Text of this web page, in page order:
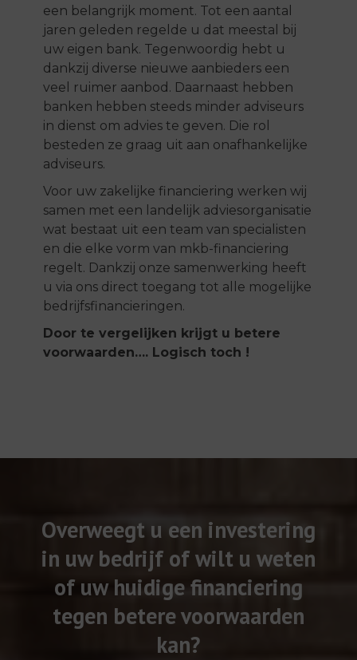
een belangrijk moment. Tot een aantal
jaren geleden regelde u dat meestal bij
uw eigen bank. Tegenwoordig hebt u
dankzij diverse nieuwe aanbieders een
veel ruimer aanbod. Daarnaast hebben
banken hebben steeds minder adviseurs
in dienst om advies te geven. Die rol
besteden ze graag uit aan onafhankelijke
adviseurs.
Voor uw zakelijke financiering werken wij
samen met een landelijk adviesorganisatie
wat bestaat uit een team van specialisten
en die elke vorm van mkb-financiering
regelt. Dankzij onze samenwerking heeft
u via ons direct toegang tot alle mogelijke
bedrijfsfinancieringen.
Door te vergelijken krijgt u betere
voorwaarden…. Logisch toch !
Overweegt u een investering
in uw bedrijf of wilt u weten
of uw huidige financiering
tegen betere voorwaarden
kan?